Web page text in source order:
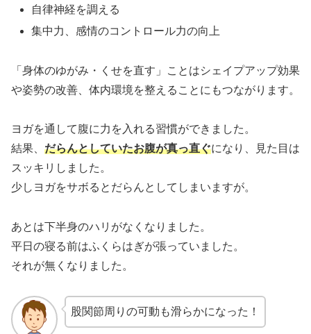
自律神経を調える
集中力、感情のコントロール力の向上
「身体のゆがみ・くせを直す」ことはシェイプアップ効果
や姿勢の改善、体内環境を整えることにもつながります。
ヨガを通して腹に力を入れる習慣ができました。
結果、 だらんとしていたお腹が真っ直ぐになり、見た目は
スッキリしました。
少しヨガをサボるとだらんとしてしまいますが。
あとは下半身のハリがなくなりました。
平日の寝る前はふくらはぎが張っていました。
それが無くなりました。
股関節周りの可動も滑らかになった！